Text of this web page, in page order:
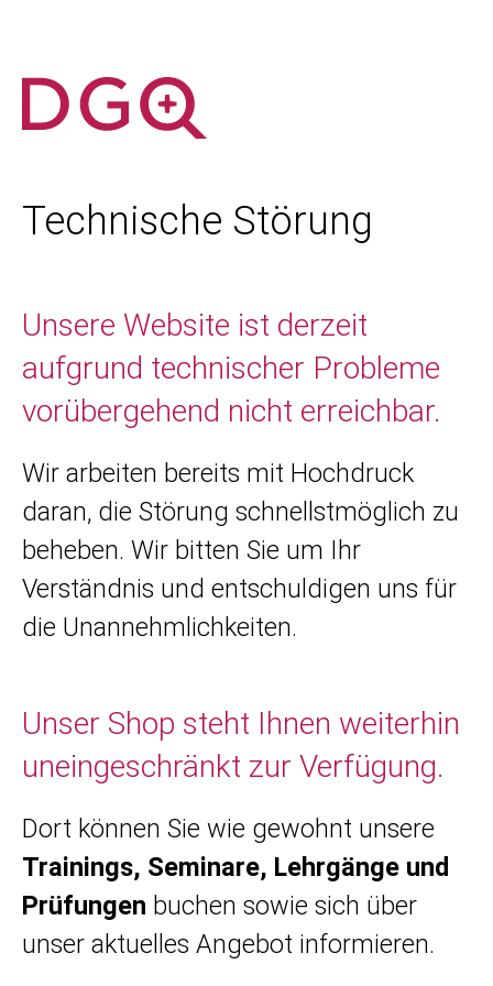
Technische Störung
Unsere Website ist derzeit
aufgrund technischer Probleme
vorübergehend nicht erreichbar.
Wir arbeiten bereits mit Hochdruck
daran, die Störung schnellstmöglich zu
beheben. Wir bitten Sie um Ihr
Verständnis und entschuldigen uns für
die Unannehmlichkeiten.
Unser Shop steht Ihnen weiterhin
uneingeschränkt zur Verfügung.
Dort können Sie wie gewohnt unsere
Trainings, Seminare, Lehrgänge und
Prüfungen buchen sowie sich über
unser aktuelles Angebot informieren.